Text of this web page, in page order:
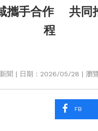
攜手合作 共同
程
聞 | 日期：2026/05/28 | 瀏
FB